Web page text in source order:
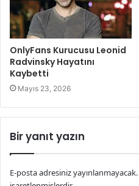
OnlyFans Kurucusu Leonid
Radvinsky Hayatını
Kaybetti
Mayıs 23, 2026
Bir yanıt yazın
E-posta adresiniz yayınlanmayacak.